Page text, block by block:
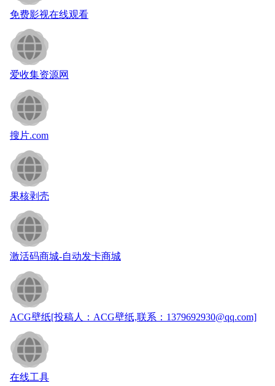
免费影视在线观看
爱收集资源网
搜片.com
果核剥壳
激活码商城-自动发卡商城
ACG壁纸[投稿人：ACG壁纸,联系：1379692930@qq.com]
在线工具